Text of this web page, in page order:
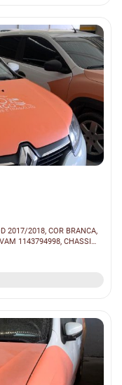
2017/2018, COR BRANCA,
1143794998, CHASSI